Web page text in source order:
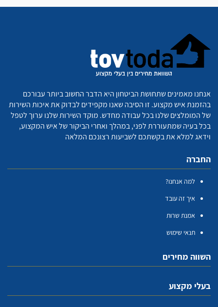
אנחנו מאמינים שתחושת הביטחון היא הדבר החשוב ביותר עבורכם
בהזמנת איש מקצוע. זו הסיבה שאנו מקפידים לבדוק את איכות השירות
של המומלצים שלנו בכל עבודה מחדש. מוקד השירות שלנו ערוך לטפל
בכל בעיה שמתעוררת לפני, במהלך ואחרי הביקור של איש המקצוע,
וידאג למלא את בקשתכם לשביעות רצונכם המלאה
החברה
למה אנחנו?
איך זה עובד
אמנת שרות
תנאי שימוש
השווה מחירים
בעלי מקצוע